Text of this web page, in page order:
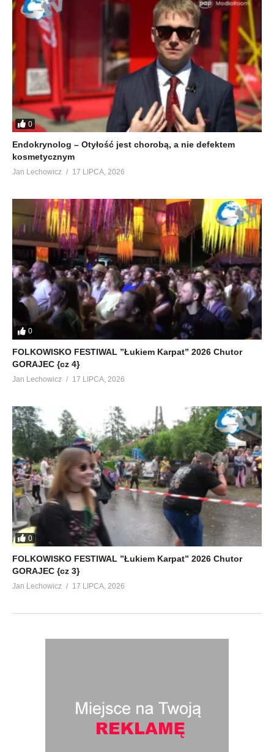
0
Endokrynolog – Otyłość jest chorobą, a nie defektem
kosmetycznym
Jan Lechowicz 17 LIPCA, 2026
0
FOLKOWISKO FESTIWAL ”Łukiem Karpat” 2026 Chutor
GORAJEC {cz 4}
Jan Lechowicz 17 LIPCA, 2026
0
FOLKOWISKO FESTIWAL ”Łukiem Karpat” 2026 Chutor
GORAJEC {cz 3}
Jan Lechowicz 17 LIPCA, 2026